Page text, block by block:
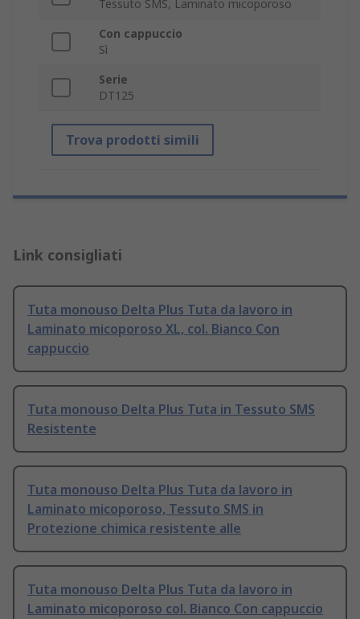
Tessuto SMS, Laminato micoporoso
Con cappuccio
Sì
Serie
DT125
Trova prodotti simili
Link consigliati
Tuta monouso Delta Plus Tuta da lavoro in
Laminato micoporoso XL, col. Bianco Con
cappuccio
Tuta monouso Delta Plus Tuta in Tessuto SMS
Resistente
Tuta monouso Delta Plus Tuta da lavoro in
Laminato micoporoso, Tessuto SMS in
Protezione chimica resistente alle
Tuta monouso Delta Plus Tuta da lavoro in
Laminato micoporoso col. Bianco Con cappuccio